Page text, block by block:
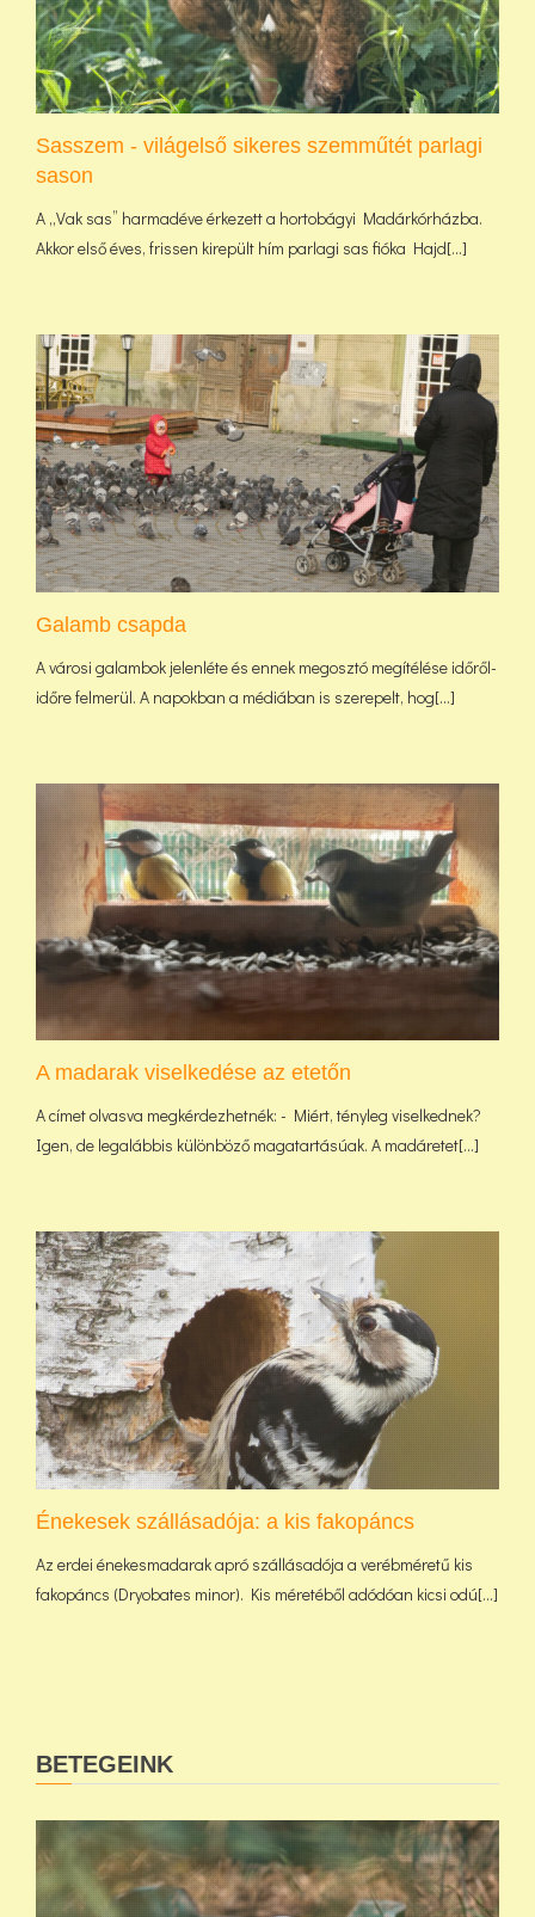
Sasszem - világelső sikeres szemműtét parlagi
sason
A „Vak sas” harmadéve érkezett a hortobágyi Madárkórházba.
Akkor első éves, frissen kirepült hím parlagi sas fióka Hajd[...]
Galamb csapda
A városi galambok jelenléte és ennek megosztó megítélése időről-
időre felmerül. A napokban a médiában is szerepelt, hog[...]
A madarak viselkedése az etetőn
A címet olvasva megkérdezhetnék: - Miért, tényleg viselkednek?
Igen, de legalábbis különböző magatartásúak. A madáretet[...]
Énekesek szállásadója: a kis fakopáncs
Az erdei énekesmadarak apró szállásadója a verébméretű kis
fakopáncs (Dryobates minor). Kis méretéből adódóan kicsi odú[...]
BETEGEINK